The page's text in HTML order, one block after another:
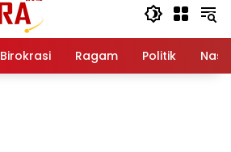
Birokrasi Ragam Politik